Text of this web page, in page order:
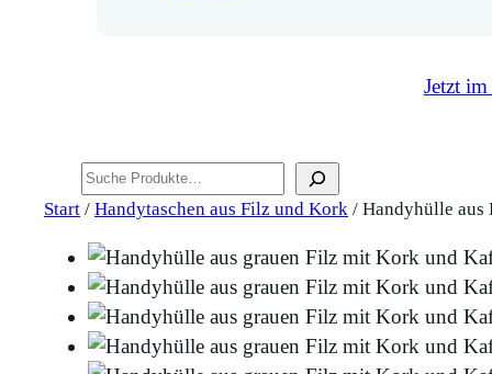
Jetzt
Start / Handytaschen aus Filz und Kork / Handyhülle aus